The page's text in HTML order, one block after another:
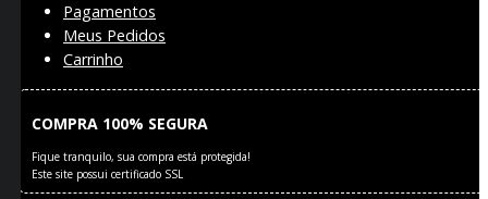
Pagamentos
Meus Pedidos
Carrinho
COMPRA 100% SEGURA
Fique tranquilo, sua compra está protegida!
Este site possui certificado SSL